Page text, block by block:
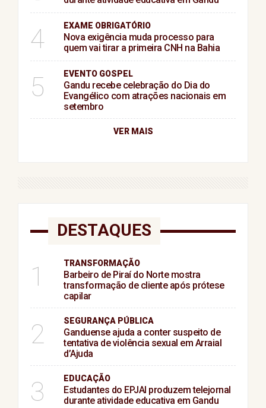
4 EXAME OBRIGATÓRIO
Nova exigência muda processo para
quem vai tirar a primeira CNH na Bahia
5 EVENTO GOSPEL
Gandu recebe celebração do Dia do
Evangélico com atrações nacionais em
setembro
VER MAIS
DESTAQUES
1 TRANSFORMAÇÃO
Barbeiro de Piraí do Norte mostra
transformação de cliente após prótese
capilar
2 SEGURANÇA PÚBLICA
Ganduense ajuda a conter suspeito de
tentativa de violência sexual em Arraial
d’Ajuda
3 EDUCAÇÃO
Estudantes do EPJAI produzem telejornal
durante atividade educativa em Gandu